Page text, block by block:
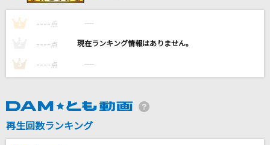
DAMに会員登録・ログインして
1 ---- 点 ----
---- 点 ----
3 ---- 点 ----
再生回数ランキング